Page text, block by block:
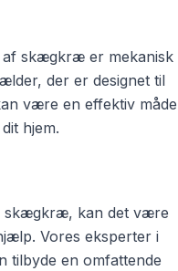
af skægkræ er mekanisk
der er designet til
være en effektiv måde
hjem.
skægkræ, kan det være
Vores eksperter i
en omfattende